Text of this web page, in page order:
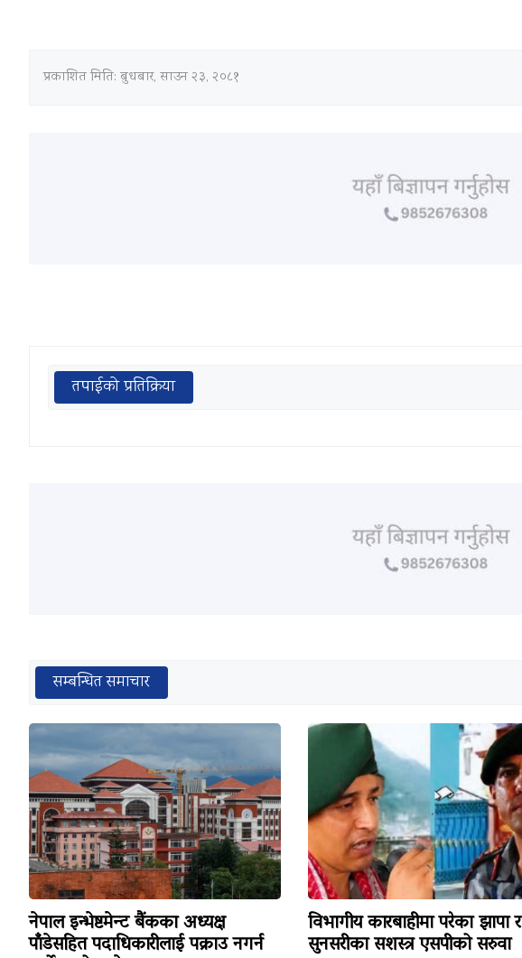
प्रकाशित मिति: बुधबार, साउन २३, २०८१
तपाईको प्रतिक्रिया
सम्बन्धित समाचार
नेपाल इन्भेष्टमेन्ट बैंकका अध्यक्ष
पाँडेसहित पदाधिकारीलाई पक्राउ नगर्न
विभागीय कारबाहीमा परेका झापा र
सुनसरीका सशस्त्र एसपीको सरुवा